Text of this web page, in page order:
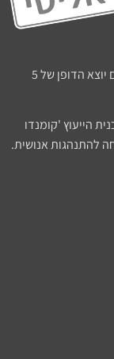
סדרת דוקו ריאליטי המתעדת בכל עונה את סיפורם יוצא הדופן של 5
הייעוץ 'קומנדו
להתנהגות אנושית.